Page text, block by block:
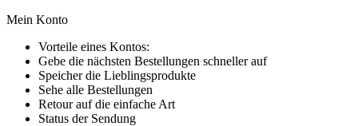
Mein Konto
Vorteile eines Kontos:
Gebe die nächsten Bestellungen schneller auf
Speicher die Lieblingsprodukte
Sehe alle Bestellungen
Retour auf die einfache Art
Status der Sendung